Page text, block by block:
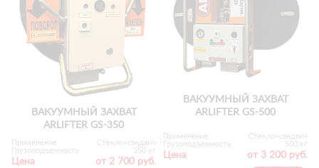
ВАКУУМНЫЙ ЗАХВАТ
ARLIFTER GS-350
Применение
Стекло+сэндвич
Грузоподъемность
350 кг
Цена от 2 700 руб.
ВАКУУМНЫЙ ЗАХВАТ
ARLIFTER GS-500
Применение
Стекло+сэндвич
Грузоподъемность
500 кг
Цена от 3 200 руб.